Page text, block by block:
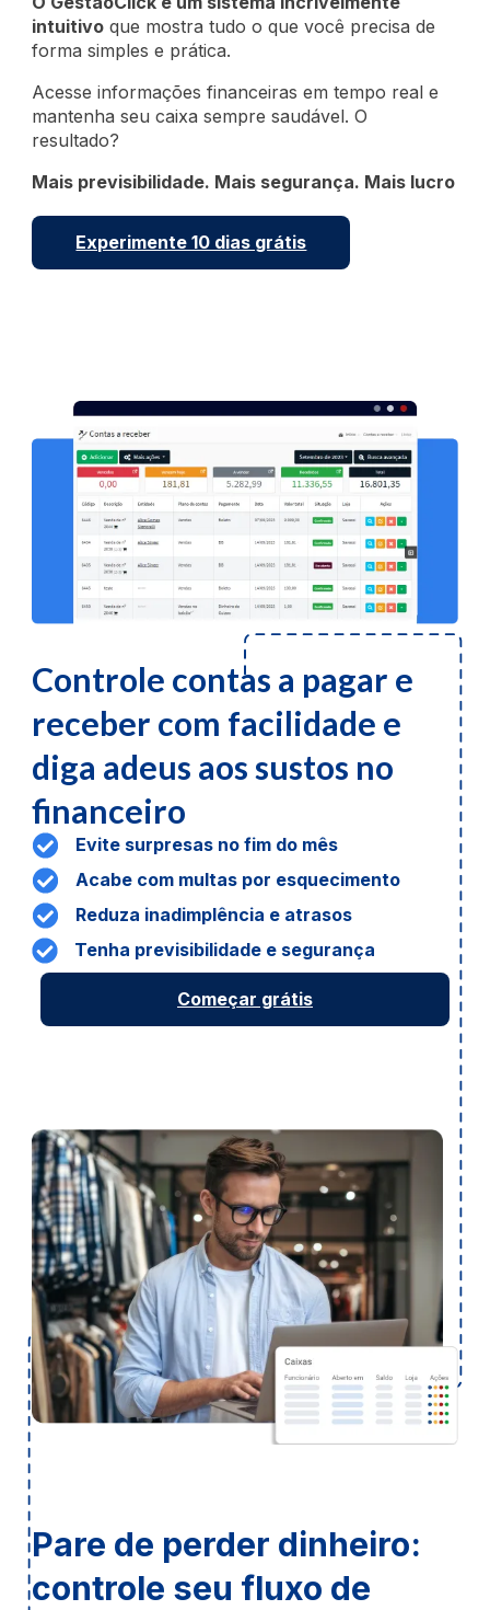
intuitivo que mostra tudo o que você precisa de
forma simples e prática.
Acesse informações financeiras em tempo real e
mantenha seu caixa sempre saudável. O
resultado?
Mais previsibilidade. Mais segurança. Mais lucro
Experimente 10 dias grátis
Controle contas a pagar e
receber com facilidade e
diga adeus aos sustos no
financeiro
Evite surpresas no fim do mês
Acabe com multas por esquecimento
Reduza inadimplência e atrasos
Tenha previsibilidade e segurança
Começar grátis
Pare de perder dinheiro:
controle seu fluxo de